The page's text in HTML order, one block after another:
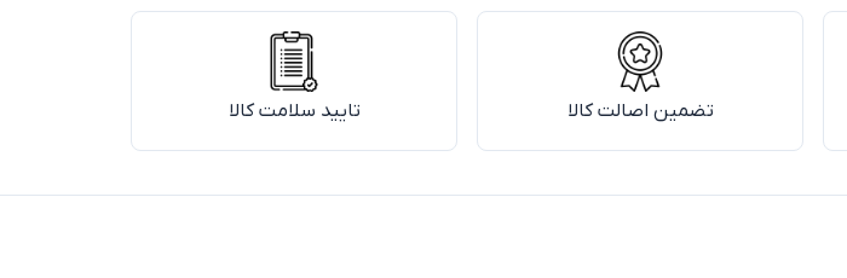
تضمین اصالت کالا تایید سلامت کالا